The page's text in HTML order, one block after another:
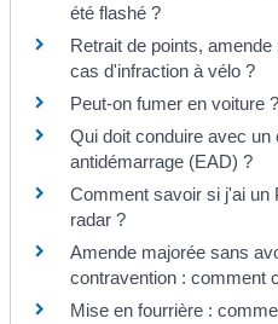
été flashé ?
Retrait de points,
cas d'infraction à vélo ?
Peut-on fumer en voiture ?
Qui doit conduire avec un
antidémarrage (EAD) ?
Comment savoir si j'ai un
radar ?
Amende majorée sans
contravention : comment
Mise en fourrière :